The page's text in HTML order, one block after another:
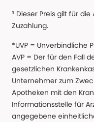
³ Dieser Preis gilt für
Zuzahlung.
*UVP = Unverbindliche
AVP = Der für den Fall
gesetzlichen
Unternehmer zum
Apotheken mit den
Informationsstelle für
angegebene